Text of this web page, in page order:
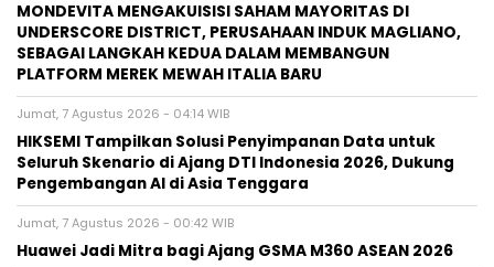
MONDEVITA MENGAKUISISI SAHAM MAYORITAS DI
UNDERSCORE DISTRICT, PERUSAHAAN INDUK MAGLIANO,
SEBAGAI LANGKAH KEDUA DALAM MEMBANGUN
PLATFORM MEREK MEWAH ITALIA BARU
Jumat, 7 Agustus 2026 - 04:14 WIB
HIKSEMI Tampilkan Solusi Penyimpanan Data untuk
Seluruh Skenario di Ajang DTI Indonesia 2026, Dukung
Pengembangan AI di Asia Tenggara
Jumat, 7 Agustus 2026 - 00:42 WIB
Huawei Jadi Mitra bagi Ajang GSMA M360 ASEAN 2026